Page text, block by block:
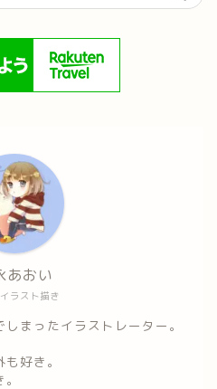
ラスト描き
あおい
まったイラストレーター。
好き。